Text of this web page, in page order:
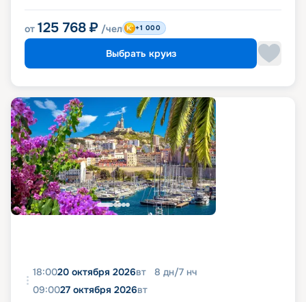
от 125 768 ₽ /чел +1 000
Выбрать круиз
18:0020 октября 2026вт 8 дн/7 нч
09:0027 октября 2026вт